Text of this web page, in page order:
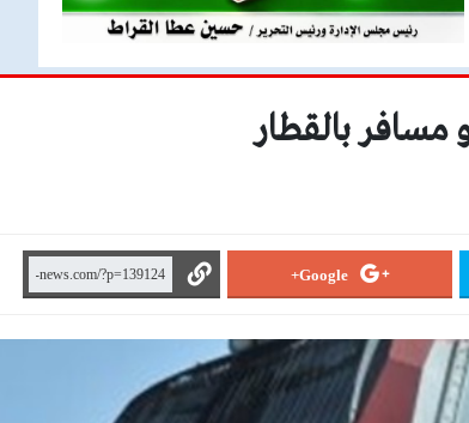
Google+